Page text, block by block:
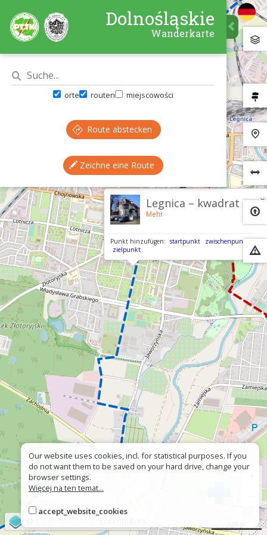
×
Legnica – kwadrat
Mehr
Punkt hinzufügen: startpunkt
zwischenpunkt
zielpunkt
Dolnośląskie
Wanderkarte
orte routen miejscowości
Route abstecken
Zeichne eine Route
Our website uses cookies, incl. for statistical purposes. If you
do not want them to be saved on your hard drive, change your
browser settings.
Więcej na ten temat...
accept_website_cookies